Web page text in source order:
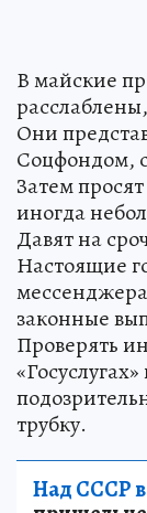
В майские
Они
Соцфондом,
Затем
иногда
Давят на
Настоящие
законные
Проверять
трубку.
Над СССР